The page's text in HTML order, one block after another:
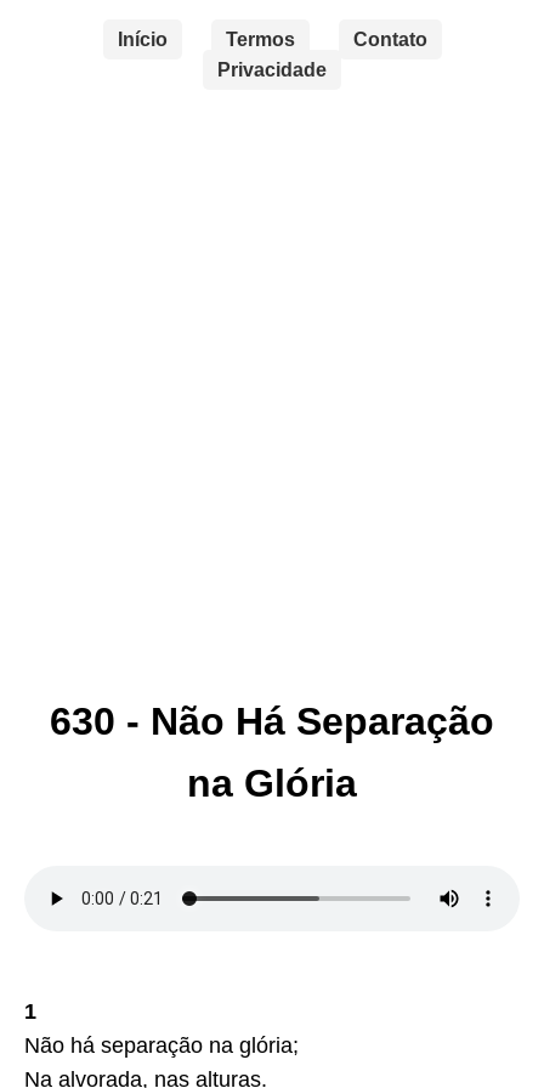
Início Termos
Contato
Privacidade
630 - Não Há Separação
na Glória
1
Não há separação na glória;
Na alvorada, nas alturas.